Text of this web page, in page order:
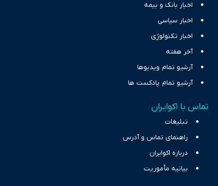
اخبار بانک و بیمه
اخبار سیاسی
اخبار تکنولوژی
آخر هفته
آرشیو تمام ویدیوها
آرشیو تمام پادکست ها
تماس با اکوایران
تبلیغات
راهنمای تماس و آدرس
درباره اکوایران
بیانیه مأموریت